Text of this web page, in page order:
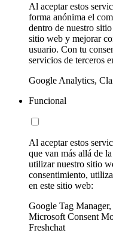
Al aceptar estos
forma anónima el
dentro de nuestro
sitio web y mejorar
usuario. Con tu
servicios de terceros
Google Analytics,
Funcional
Al aceptar estos
que van más allá de
utilizar nuestro sitio
consentimiento,
en este sitio web:
Google Tag
Microsoft Consent
Freshchat